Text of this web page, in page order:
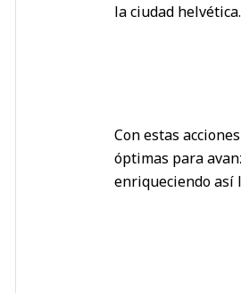
la ciudad helvética.
Con estas
óptimas para
enriqueciendo así